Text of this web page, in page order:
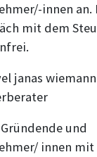
innen an.
mit dem
janas
Gründende und
innen mit